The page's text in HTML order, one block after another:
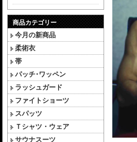
商品カテゴリー
今月の新商品
柔術衣
帯
パッチ･ワッペン
ラッシュガード
ファイトショーツ
スパッツ
Ｔシャツ・ウェア
サウナスーツ